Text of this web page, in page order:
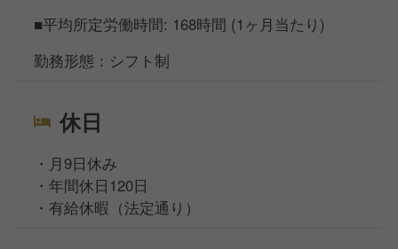
■平均所定労働時間: 168時間 (1ヶ月当たり)
勤務形態：シフト制
休日
・月9日休み
・年間休日120日
・有給休暇（法定通り）